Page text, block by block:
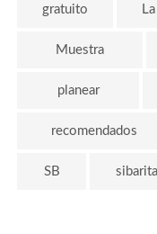
gratuito
Muestra
planear
recomendados
SB